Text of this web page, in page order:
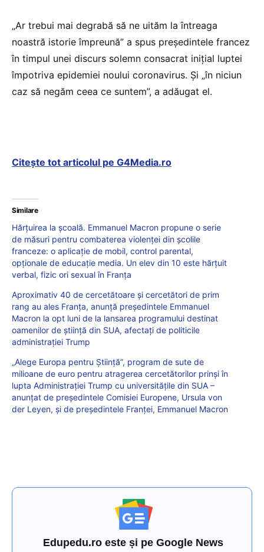
„Ar trebui mai degrabă să ne uităm la întreaga
noastră istorie împreună” a spus preşedintele francez
în timpul unei discurs solemn consacrat iniţial luptei
împotriva epidemiei noului coronavirus. Şi „în niciun
caz să negăm ceea ce suntem”, a adăugat el.
Citește tot articolul pe G4Media.ro
Similare
Hărțuirea la școală. Emmanuel Macron propune o serie
de măsuri pentru combaterea violenței din școlile
franceze: o aplicație de mobil, control parental,
opționale de educație media. Un elev din 10 este hărțuit
verbal, fizic ori sexual în Franța
Aproximativ 40 de cercetătoare și cercetători de prim
rang au ales Franța, anunță președintele Emmanuel
Macron la opt luni de la lansarea programului destinat
oamenilor de știință din SUA, afectați de politicile
administrației Trump
„Alege Europa pentru Știință”, program de sute de
milioane de euro pentru atragerea cercetătorilor prinși în
lupta Administrației Trump cu universitățile din SUA –
anunțat de președintele Comisiei Europene, Ursula von
der Leyen, și de președintele Franței, Emmanuel Macron
Edupedu.ro este și pe Google News